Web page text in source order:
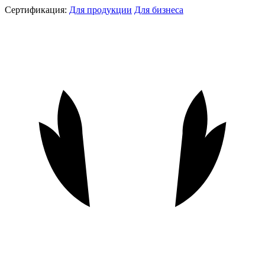
Сертификация: Для продукции Для бизнеса